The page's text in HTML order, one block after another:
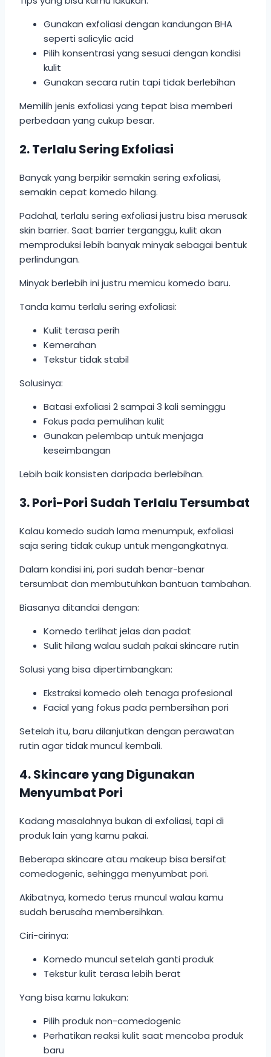
Gunakan exfoliasi dengan kandungan BHA
seperti salicylic acid
Pilih konsentrasi yang sesuai dengan kondisi
kulit
Gunakan secara rutin tapi tidak berlebihan
Memilih jenis exfoliasi yang tepat bisa memberi
perbedaan yang cukup besar.
2. Terlalu Sering Exfoliasi
Banyak yang berpikir semakin sering exfoliasi,
semakin cepat komedo hilang.
Padahal, terlalu sering exfoliasi justru bisa merusak
skin barrier. Saat barrier terganggu, kulit akan
memproduksi lebih banyak minyak sebagai bentuk
perlindungan.
Minyak berlebih ini justru memicu komedo baru.
Tanda kamu terlalu sering exfoliasi:
Kulit terasa perih
Kemerahan
Tekstur tidak stabil
Solusinya:
Batasi exfoliasi 2 sampai 3 kali seminggu
Fokus pada pemulihan kulit
Gunakan pelembap untuk menjaga
keseimbangan
Lebih baik konsisten daripada berlebihan.
3. Pori-Pori Sudah Terlalu Tersumbat
Kalau komedo sudah lama menumpuk, exfoliasi
saja sering tidak cukup untuk mengangkatnya.
Dalam kondisi ini, pori sudah benar-benar
tersumbat dan membutuhkan bantuan tambahan.
Biasanya ditandai dengan:
Komedo terlihat jelas dan padat
Sulit hilang walau sudah pakai skincare rutin
Solusi yang bisa dipertimbangkan:
Ekstraksi komedo oleh tenaga profesional
Facial yang fokus pada pembersihan pori
Setelah itu, baru dilanjutkan dengan perawatan
rutin agar tidak muncul kembali.
4. Skincare yang Digunakan
Menyumbat Pori
Kadang masalahnya bukan di exfoliasi, tapi di
produk lain yang kamu pakai.
Beberapa skincare atau makeup bisa bersifat
comedogenic, sehingga menyumbat pori.
Akibatnya, komedo terus muncul walau kamu
sudah berusaha membersihkan.
Ciri-cirinya:
Komedo muncul setelah ganti produk
Tekstur kulit terasa lebih berat
Yang bisa kamu lakukan:
Pilih produk non-comedogenic
Perhatikan reaksi kulit saat mencoba produk
baru